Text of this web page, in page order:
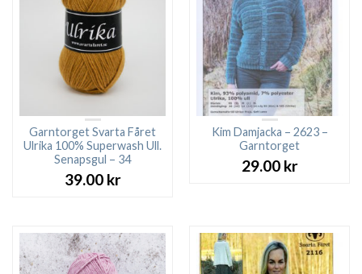
Garntorget Svarta Fåret
Ulrika 100% Superwash Ull.
Senapsgul – 34
39.00 kr
Kim Damjacka – 2623 –
Garntorget
29.00 kr